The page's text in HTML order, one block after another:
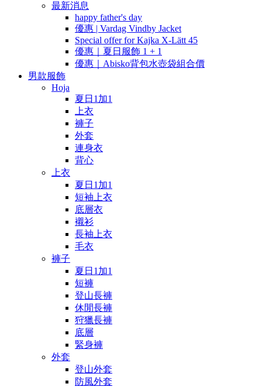
最新消息
happy father's day
優惠 | Vardag Vindby Jacket
Special offer for Kajka X-Lätt 45
優惠｜夏日服飾 1 + 1
優惠｜Abisko背包水壺袋組合價
男款服飾
Hoja
夏日1加1
上衣
褲子
外套
連身衣
背心
上衣
夏日1加1
短袖上衣
底層衣
襯衫
長袖上衣
毛衣
褲子
夏日1加1
短褲
登山長褲
休閒長褲
狩獵長褲
底層
緊身褲
外套
登山外套
防風外套